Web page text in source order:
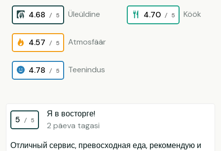
4.68 / 5 Üleüldine 4.70 / 5 Köök
4.57 / 5 Atmosfäär
4.78 / 5 Teenindus
5 / 5
Я в восторге!
2 päeva tagasi
Отличный сервис, превосходная еда, рекомендую и